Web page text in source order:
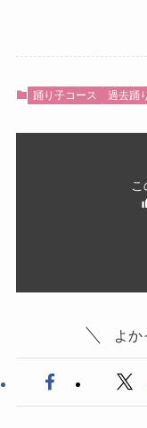
踊り子コース 過去踊
こ
よか